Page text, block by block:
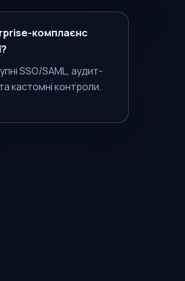
комплаєнс
SSO/SAML, аудит-
кастомні контроли.